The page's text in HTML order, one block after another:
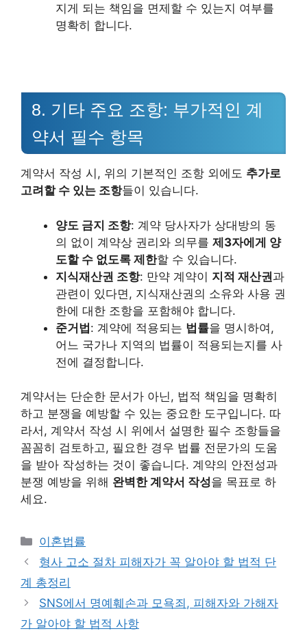
지게 되는 책임을 면제할 수 있는지 여부를
명확히 합니다.
8. 기타 주요 조항: 부가적인 계
약서 필수 항목
계약서 작성 시, 위의 기본적인 조항 외에도 추가로
고려할 수 있는 조항들이 있습니다.
양도 금지 조항: 계약 당사자가 상대방의 동
의 없이 계약상 권리와 의무를 제3자에게 양
도할 수 없도록 제한할 수 있습니다.
지식재산권 조항: 만약 계약이 지적 재산권과
관련이 있다면, 지식재산권의 소유와 사용 권
한에 대한 조항을 포함해야 합니다.
준거법: 계약에 적용되는 법률을 명시하여,
어느 국가나 지역의 법률이 적용되는지를 사
전에 결정합니다.
계약서는 단순한 문서가 아닌, 법적 책임을 명확히
하고 분쟁을 예방할 수 있는 중요한 도구입니다. 따
라서, 계약서 작성 시 위에서 설명한 필수 조항들을
꼼꼼히 검토하고, 필요한 경우 법률 전문가의 도움
을 받아 작성하는 것이 좋습니다. 계약의 안전성과
분쟁 예방을 위해 완벽한 계약서 작성을 목표로 하
세요.
카
테
리
이혼법률
형사 고소 절차 피해자가 꼭 알아야 할 법적 단
계 총정리
SNS에서 명예훼손과 모욕죄, 피해자와 가해자
가 알아야 할 법적 사항